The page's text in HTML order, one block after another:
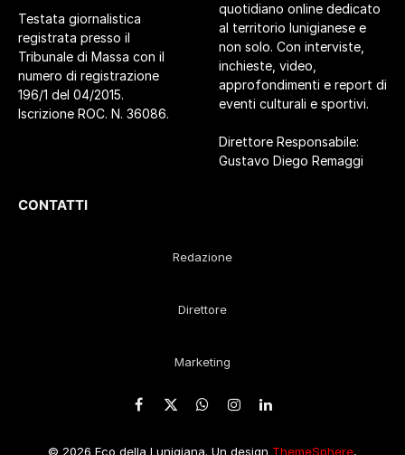
Testata giornalistica
registrata presso il
Tribunale di Massa con il
numero di registrazione
196/1 del 04/2015.
Iscrizione ROC. N. 36086.
quotidiano online dedicato
al territorio lunigianese e
non solo. Con interviste,
inchieste, video,
approfondimenti e report di
eventi culturali e sportivi.
Direttore Responsabile:
Gustavo Diego Remaggi
CONTATTI
Redazione
Direttore
Marketing
Facebook
X
WhatsApp
Instagram
LinkedIn
© 2026 Eco della Lunigiana. Un design ThemeSphere,